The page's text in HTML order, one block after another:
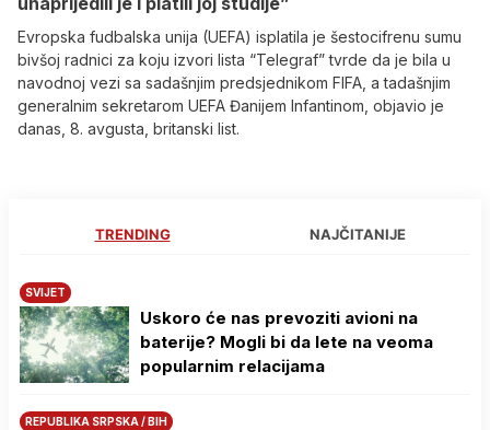
Evropska fudbalska unija (UEFA) isplatila je šestocifrenu sumu
bivšoj radnici za koju izvori lista “Telegraf” tvrde da je bila u
navodnoj vezi sa sadašnjim predsjednikom FIFA, a tadašnjim
generalnim sekretarom UEFA Đanijem Infantinom, objavio je
danas, 8. avgusta, britanski list.
TRENDING NAJČITANIJE
SVIJET
Uskoro će nas prevoziti avioni na
baterije? Mogli bi da lete na veoma
popularnim relacijama
REPUBLIKA SRPSKA / BIH